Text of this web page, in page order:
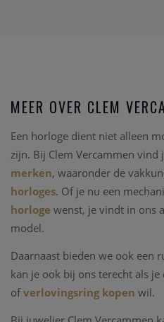
MEER OVER CLEM
Een horloge dient niet alleen
zijn. Bij Clem Vercammen vind
merken, waaronder de
horloges. Of je nu een
horloge wenst, je vindt in ons
model.
Daarnaast bieden we ook een
kan je ook bij ons terecht als
ofverlovingsring kopen wil.